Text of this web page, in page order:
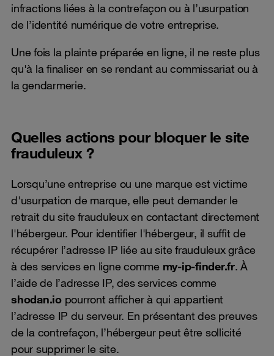
infractions liées à la contrefaçon ou à l’usurpation
de l’identité numérique de votre entreprise.
Une fois la plainte préparée en ligne, il ne reste plus
qu'à la finaliser en se rendant au commissariat ou à
la gendarmerie.
Quelles actions pour bloquer le site
frauduleux ?
Lorsqu’une entreprise ou une marque est victime
d'usurpation de marque, elle peut demander le
retrait du site frauduleux en contactant directement
l'hébergeur. Pour identifier l'hébergeur, il suffit de
récupérer l’adresse IP liée au site frauduleux grâce
à des services en ligne comme my-ip-finder.fr. À
l’aide de l’adresse IP, des services comme
shodan.iopourront afficher à qui appartient
l’adresse IP du serveur. En présentant des preuves
de la contrefaçon, l’hébergeur peut être sollicité
pour supprimer le site.